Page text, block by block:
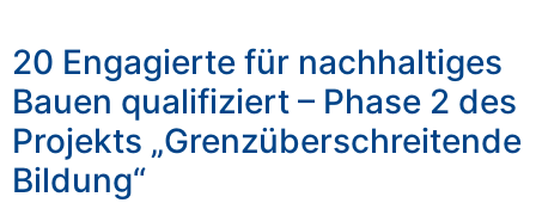
20 Engagierte für nachhaltiges
Bauen qualifiziert – Phase 2 des
Projekts „Grenzüberschreitende
Bildung“